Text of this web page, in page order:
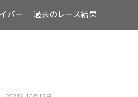
バー 過去のレース結果